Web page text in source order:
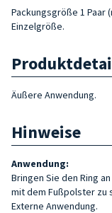
Packungsgröße 1 Paar
Einzelgröße.
Äußere Anwendung.
Hinweise
Anwendung:
Bringen Sie den Ring
mit dem Fußpolster zu
Externe Anwendung.